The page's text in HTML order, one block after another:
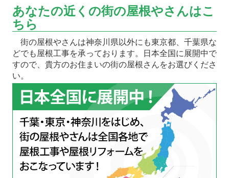
あなたの近くの街の屋根やさんはこ
ちら
街の屋根やさんは神奈川県以外にも東京都、千葉県な
どでも屋根工事を承っております。日本全国に展開中で
すので、貴方のお住まいの街の屋根さんをお選びくださ
い。